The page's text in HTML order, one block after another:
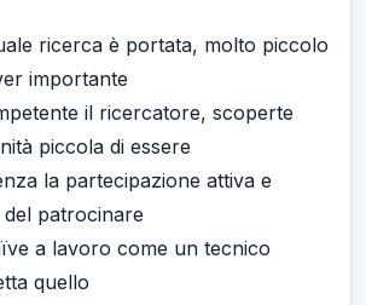
ricerca è portata, molto piccolo
importante
il ricercatore, scoperte
piccola di essere
la partecipazione attiva e
patrocinare
a lavoro come un tecnico
quello